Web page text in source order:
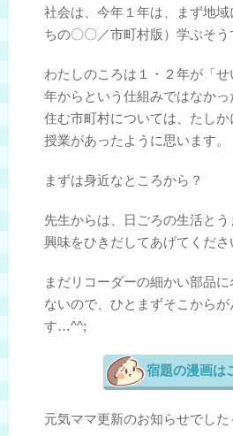
社会は、今年１年は、まず地
ちの〇〇／市町村版）学ぶそう
わたしのころは１・２年が「
年からという仕組みではなか
住む市町村については、たし
授業があったように思います。
まずは身近なところから？
先生からは、日ごろの生活とう
興味をひきだしてあげてくださ
まだリコーダーの細かい部品
ないので、ひとまずそこから
す…^^;
宿題の漫画は
元気ママ更新のお知らせでした